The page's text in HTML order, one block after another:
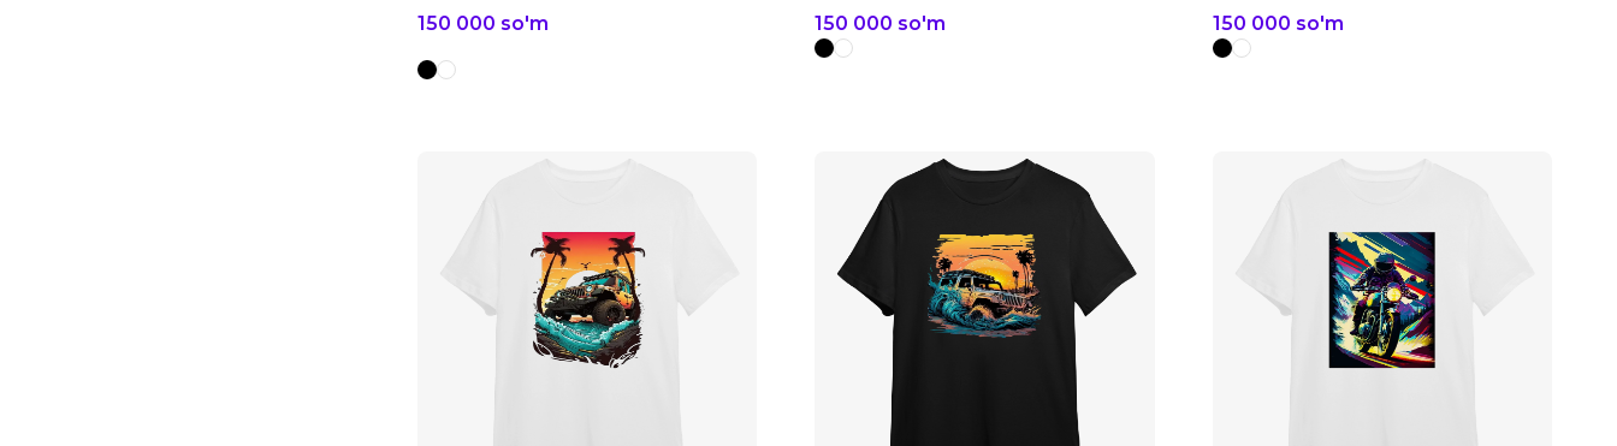
150 000 so'm 150 000 so'm 150 000 so'm